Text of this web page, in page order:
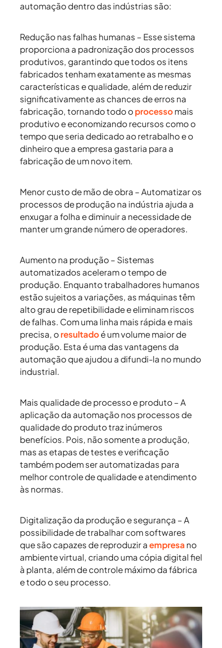
automação dentro das indústrias são:
Redução nas falhas humanas – Esse sistema
proporciona a padronização dos processos
produtivos, garantindo que todos os itens
fabricados tenham exatamente as mesmas
características e qualidade, além de reduzir
significativamente as chances de erros na
fabricação, tornando todo oprocessomais
produtivo e economizando recursos como o
tempo que seria dedicado ao retrabalho e o
dinheiro que a empresa gastaria para a
fabricação de um novo item.
Menor custo de mão de obra – Automatizar os
processos de produção na indústria ajuda a
enxugar a folha e diminuir a necessidade de
manter um grande número de operadores.
Aumento na produção– Sistemas
automatizados aceleram o tempo de
produção. Enquanto trabalhadores humanos
estão sujeitos a variações, as máquinas têm
alto grau de repetibilidade e eliminam riscos
de falhas. Com uma linha mais rápida e mais
precisa, oresultadoé um volume maior de
produção. Esta é uma das vantagens da
automação que ajudou a difundi-la no mundo
industrial.
Mais qualidade de processo e produto– A
aplicação da automação nos processos de
qualidade do produto traz inúmeros
benefícios. Pois, não somente a produção,
mas as etapas de testes e verificação
também podem ser automatizadas para
melhor controle de qualidade e atendimento
às normas.
Digitalização da produção e segurança – A
possibilidade de trabalhar com softwares
que são capazes de reproduzir aempresa no
ambiente virtual, criando uma cópia digital fiel
à planta, além de controle máximo da fábrica
e todo o seu processo.